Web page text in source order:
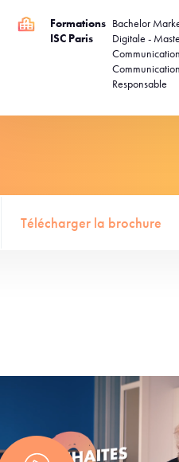
Formations
ISC Paris
Bachelor
Digitale -
Responsable
Télécharger la brochure